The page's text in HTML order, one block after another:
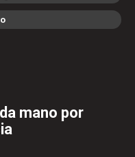
mano por